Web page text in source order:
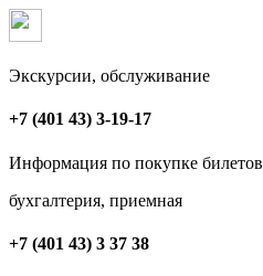
Экскурсии, обслуживание
+7 (401 43) 3-19-17
Информация по покупке билетов
бухгалтерия, приемная
+7 (401 43) 3 37 38